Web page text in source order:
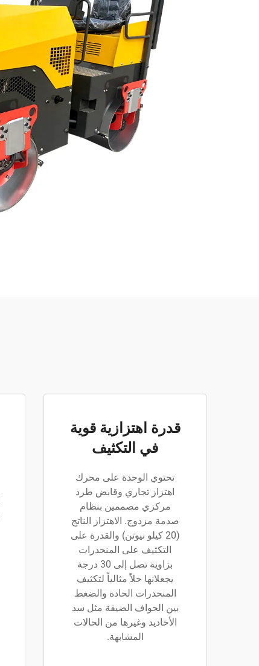
قدرة اهتزازية قوية
في التكثيف
تحتوي الوحدة على محرك
اهتزاز تجاري وقابض طرد
مركزي مصممين بنظام
صدمة مزدوج. الاهتزاز الناتج
(20 كيلو نيوتن) والقدرة على
التكثيف على المنحدرات
بزاوية تصل إلى 30 درجة
يجعلانها حلاً مثالياً لتكثيف
المنحدرات الحادة والضغط
بين الحواف الضيقة مثل سد
الأخاديد وغيرها من الحالات
المشابهة.